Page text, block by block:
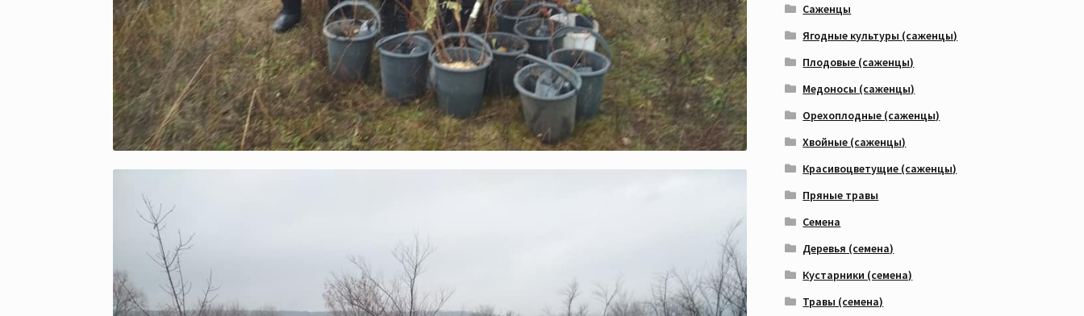
Саженцы
Ягодные культуры (саженцы)
Плодовые (саженцы)
Медоносы (саженцы)
Орехоплодные (саженцы)
Хвойные (саженцы)
Красивоцветущие (саженцы)
Пряные травы
Семена
Деревья (семена)
Кустарники (семена)
Травы (семена)